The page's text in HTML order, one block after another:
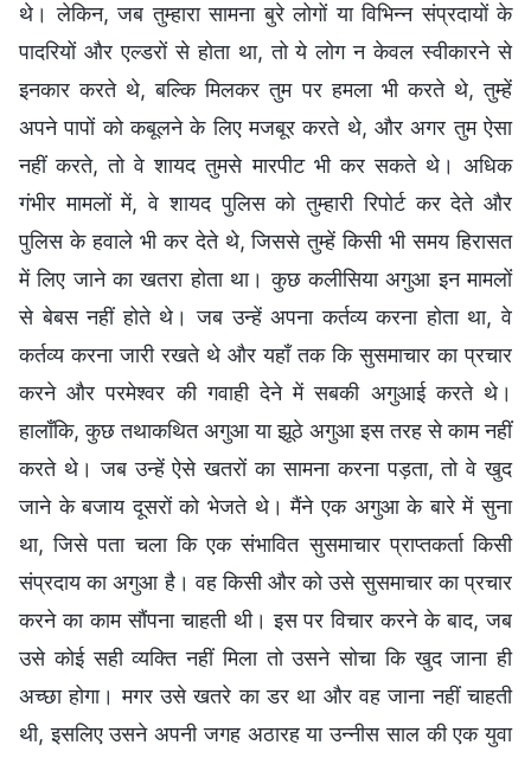
थे। लेकिन, जब तुम्हारा सामना बुरे लोगों या विभिन्न संप्रदायों के
पादरियों और एल्डरों से होता था, तो ये लोग न केवल स्वीकारने से
इनकार करते थे, बल्कि मिलकर तुम पर हमला भी करते थे, तुम्हें
अपने पापों को कबूलने के लिए मजबूर करते थे, और अगर तुम ऐसा
नहीं करते, तो वे शायद तुमसे मारपीट भी कर सकते थे। अधिक
गंभीर मामलों में, वे शायद पुलिस को तुम्हारी रिपोर्ट कर देते और
पुलिस के हवाले भी कर देते थे, जिससे तुम्हें किसी भी समय हिरासत
में लिए जाने का खतरा होता था। कुछ कलीसिया अगुआ इन मामलों
से बेबस नहीं होते थे। जब उन्हें अपना कर्तव्य करना होता था, वे
कर्तव्य करना जारी रखते थे और यहाँ तक कि सुसमाचार का प्रचार
करने और परमेश्वर की गवाही देने में सबकी अगुआई करते थे।
हालाँकि, कुछ तथाकथित अगुआ या झूठे अगुआ इस तरह से काम नहीं
करते थे। जब उन्हें ऐसे खतरों का सामना करना पड़ता, तो वे खुद
जाने के बजाय दूसरों को भेजते थे। मैंने एक अगुआ के बारे में सुना
था, जिसे पता चला कि एक संभावित सुसमाचार प्राप्तकर्ता किसी
संप्रदाय का अगुआ है। वह किसी और को उसे सुसमाचार का प्रचार
करने का काम सौंपना चाहती थी। इस पर विचार करने के बाद, जब
उसे कोई सही व्यक्ति नहीं मिला तो उसने सोचा कि खुद जाना ही
अच्छा होगा। मगर उसे खतरे का डर था और वह जाना नहीं चाहती
थी, इसलिए उसने अपनी जगह अठारह या उन्नीस साल की एक युवा